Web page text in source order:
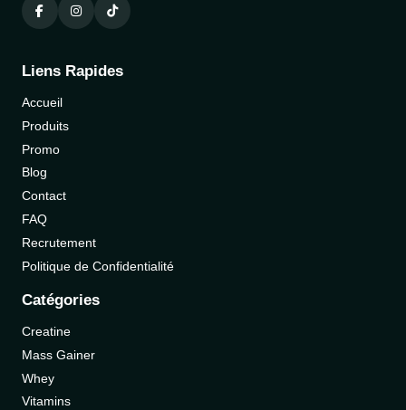
Liens Rapides
Accueil
Produits
Promo
Blog
Contact
FAQ
Recrutement
Politique de Confidentialité
Catégories
Creatine
Mass Gainer
Whey
Vitamins